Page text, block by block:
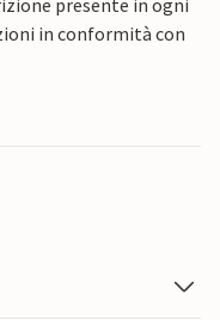
presente in ogni
in conformità con